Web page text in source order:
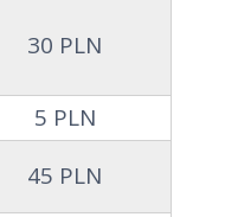
30 PLN
5 PLN
45 PLN